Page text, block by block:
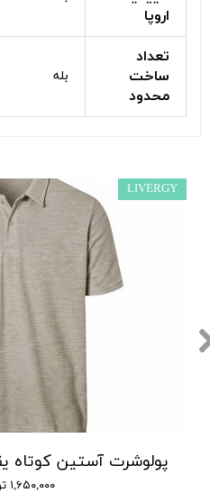
اروپا
تعداد
ساخت
محدود
بله
۱,۶۵۰,۰۰۰ تومان
LIVERGY